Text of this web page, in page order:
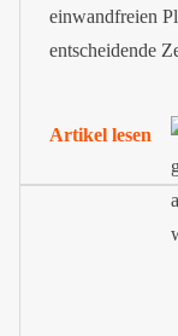
einwandfreien
entscheidende
Artikel lesen